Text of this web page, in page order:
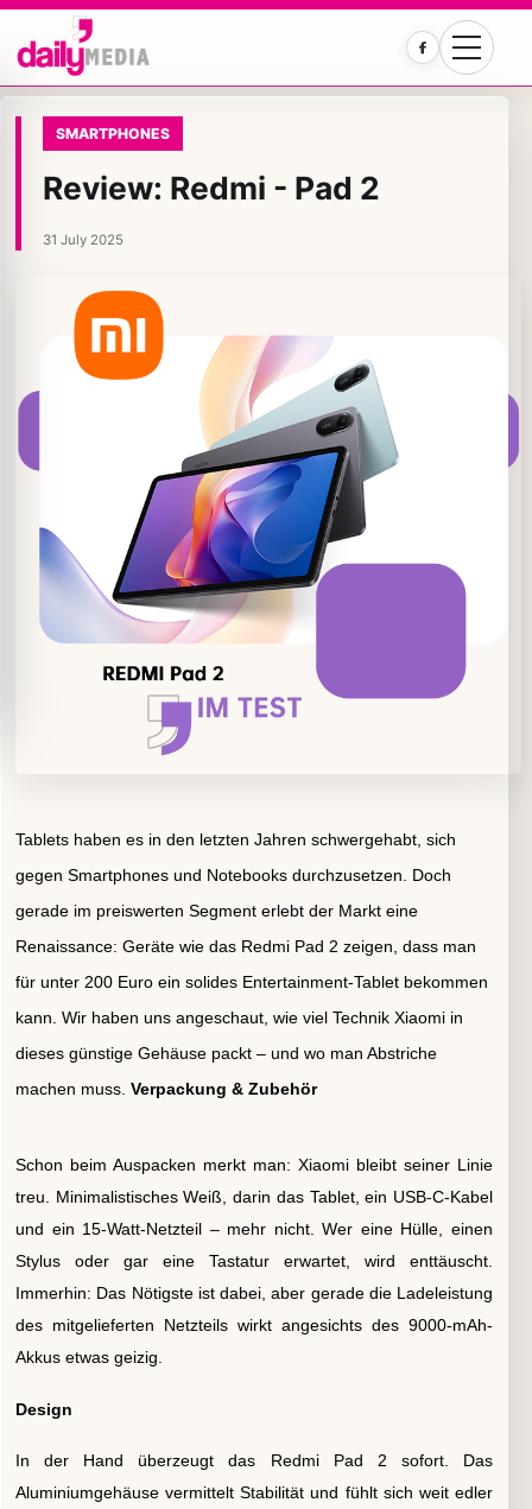
Facebook
SMARTPHONES
Review: Redmi - Pad 2
31 July 2025
Tablets haben es in den letzten Jahren schwergehabt, sich
gegen Smartphones und Notebooks durchzusetzen. Doch
gerade im preiswerten Segment erlebt der Markt eine
Renaissance: Geräte wie das Redmi Pad 2 zeigen, dass man
für unter 200 Euro ein solides Entertainment-Tablet bekommen
kann. Wir haben uns angeschaut, wie viel Technik Xiaomi in
dieses günstige Gehäuse packt – und wo man Abstriche
machen muss. Verpackung & Zubehör
Schon beim Auspacken merkt man: Xiaomi bleibt seiner Linie
treu. Minimalistisches Weiß, darin das Tablet, ein USB-C-Kabel
und ein 15-Watt-Netzteil – mehr nicht. Wer eine Hülle, einen
Stylus oder gar eine Tastatur erwartet, wird enttäuscht.
Immerhin: Das Nötigste ist dabei, aber gerade die Ladeleistung
des mitgelieferten Netzteils wirkt angesichts des 9000-mAh-
Akkus etwas geizig.
Design
In der Hand überzeugt das Redmi Pad 2 sofort. Das
Aluminiumgehäuse vermittelt Stabilität und fühlt sich weit edler